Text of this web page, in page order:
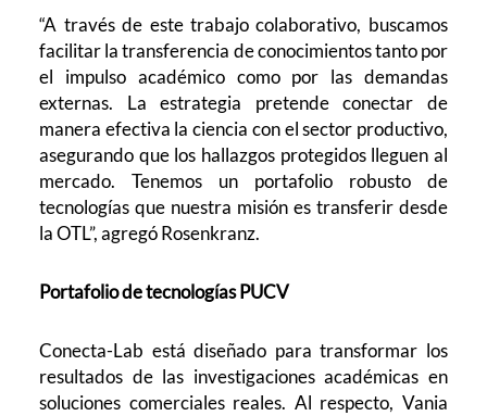
“A través de este trabajo colaborativo, buscamos
facilitar la transferencia de conocimientos tanto por
el impulso académico como por las demandas
externas. La estrategia pretende conectar de
manera efectiva la ciencia con el sector productivo,
asegurando que los hallazgos protegidos lleguen al
mercado. Tenemos un portafolio robusto de
tecnologías que nuestra misión es transferir desde
la OTL”, agregó Rosenkranz.
Portafolio de tecnologías PUCV
Conecta-Lab está diseñado para transformar los
resultados de las investigaciones académicas en
soluciones comerciales reales. Al respecto, Vania